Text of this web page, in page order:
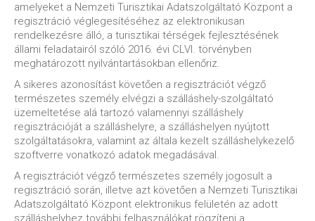
amelyeket a Nemzeti Turisztikai Adatszolgáltató Központ a
regisztráció véglegesítéséhez az elektronikusan
rendelkezésre álló, a turisztikai térségek fejlesztésének
állami feladatairól szóló 2016. évi CLVI. törvényben
meghatározott nyilvántartásokban ellenőriz.
A sikeres azonosítást követően a regisztrációt végző
természetes személy elvégzi a szálláshely-szolgáltató
üzemeltetése alá tartozó valamennyi szálláshely
regisztrációját a szálláshelyre, a szálláshelyen nyújtott
szolgáltatásokra, valamint az általa kezelt szálláshelykezelő
szoftverre vonatkozó adatok megadásával.
A regisztrációt végző természetes személy jogosult a
regisztráció során, illetve azt követően a Nemzeti Turisztikai
Adatszolgáltató Központ elektronikus felületén az adott
szálláshelyhez további felhasználókat rögzíteni a